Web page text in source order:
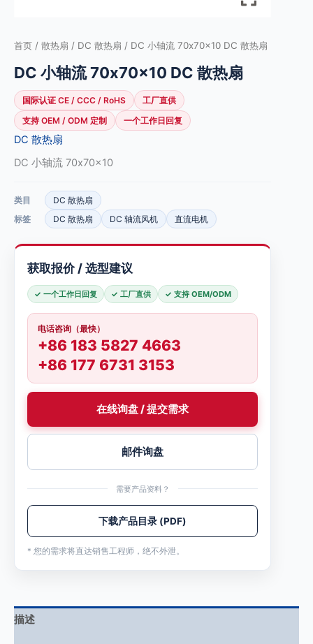
首页 / 散热扇 / DC 散热扇 / DC 小轴流 70x70x10 DC 散热扇
DC 小轴流 70x70x10 DC 散热扇
国际认证 CE / CCC / RoHS
工厂直供
支持 OEM / ODM 定制
一个工作日回复
DC 散热扇
DC 小轴流 70x70x10
类目
DC 散热扇
标签
DC 散热扇 DC 轴流风机 直流电机
获取报价 / 选型建议
✓ 一个工作日回复 ✓ 工厂直供 ✓ 支持 OEM/ODM
电话咨询（最快）
+86 183 5827 4663
+86 177 6731 3153
在线询盘 / 提交需求
邮件询盘
需要产品资料？
下载产品目录 (PDF)
* 您的需求将直达销售工程师，绝不外泄。
描述